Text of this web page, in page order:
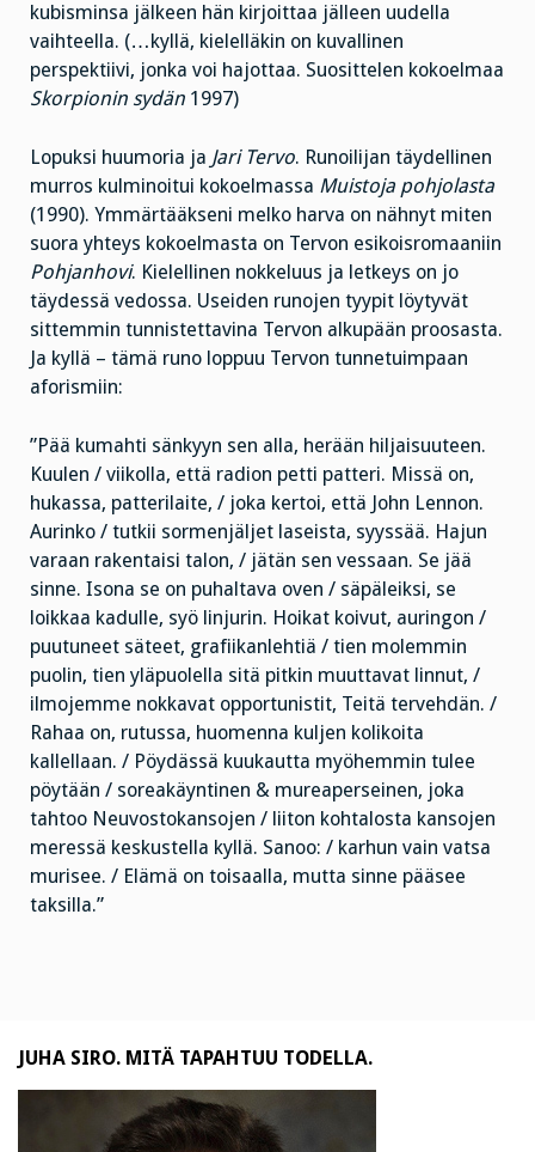
kubisminsa jälkeen hän kirjoittaa jälleen uudella
vaihteella. (…kyllä, kielelläkin on kuvallinen
perspektiivi, jonka voi hajottaa. Suosittelen kokoelmaa
Skorpionin sydän 1997)
Lopuksi huumoria ja Jari Tervo. Runoilijan täydellinen
murros kulminoitui kokoelmassa Muistoja pohjolasta
(1990). Ymmärtääkseni melko harva on nähnyt miten
suora yhteys kokoelmasta on Tervon esikoisromaaniin
Pohjanhovi. Kielellinen nokkeluus ja letkeys on jo
täydessä vedossa. Useiden runojen tyypit löytyvät
sittemmin tunnistettavina Tervon alkupään proosasta.
Ja kyllä – tämä runo loppuu Tervon tunnetuimpaan
aforismiin:
”Pää kumahti sänkyyn sen alla, herään hiljaisuuteen.
Kuulen / viikolla, että radion petti patteri. Missä on,
hukassa, patterilaite, / joka kertoi, että John Lennon.
Aurinko / tutkii sormenjäljet laseista, syyssää. Hajun
varaan rakentaisi talon, / jätän sen vessaan. Se jää
sinne. Isona se on puhaltava oven / säpäleiksi, se
loikkaa kadulle, syö linjurin. Hoikat koivut, auringon /
puutuneet säteet, grafiikanlehtiä / tien molemmin
puolin, tien yläpuolella sitä pitkin muuttavat linnut, /
ilmojemme nokkavat opportunistit, Teitä tervehdän. /
Rahaa on, rutussa, huomenna kuljen kolikoita
kallellaan. / Pöydässä kuukautta myöhemmin tulee
pöytään / soreakäyntinen & mureaperseinen, joka
tahtoo Neuvostokansojen / liiton kohtalosta kansojen
meressä keskustella kyllä. Sanoo: / karhun vain vatsa
murisee. / Elämä on toisaalla, mutta sinne pääsee
taksilla.”
JUHA SIRO. MITÄ TAPAHTUU TODELLA.